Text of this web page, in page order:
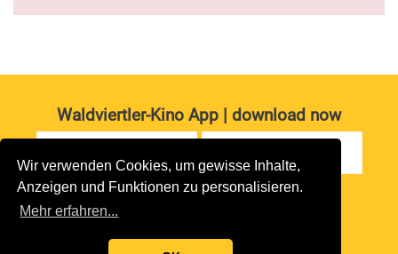
Wir verwenden Cookies, um gewisse Inhalte,
Anzeigen und Funktionen zu personalisieren.
Mehr erfahren...
Waldviertler-Kino App | download now
copyright 2026 waldviertler-kinos